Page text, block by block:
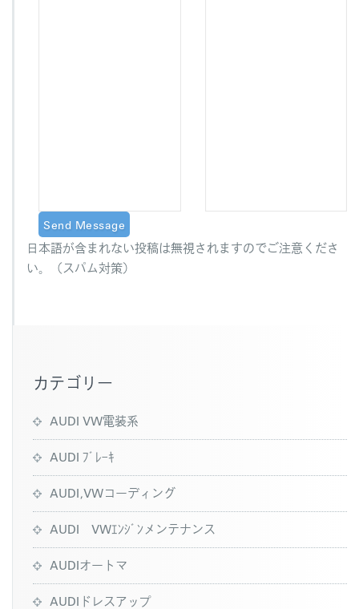
日本語が含まれない投稿は無視されますのでご注意くださ
い。（スパム対策）
カテゴリー
AUDI VW電装系
AUDI ﾌﾞﾚｰｷ
AUDI,VWコーディング
AUDI VWｴﾝｼﾞﾝメンテナンス
AUDIオートマ
AUDIドレスアップ